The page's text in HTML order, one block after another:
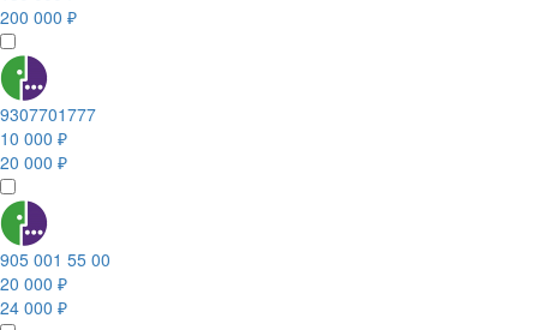
200 000 ₽
9307701777
10 000 ₽
20 000 ₽
905 001 55 00
20 000 ₽
24 000 ₽